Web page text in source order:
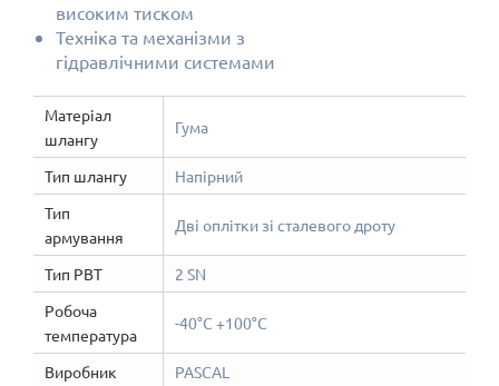
високим тиском
Техніка та механізми з
гідравлічними системами
Матеріал
шлангу
Гума
Тип шлангу
Напірний
Тип
армування
Дві оплітки зі сталевого дроту
Тип РВТ
2 SN
Робоча
температура
-40°С +100°С
Виробник PASCAL